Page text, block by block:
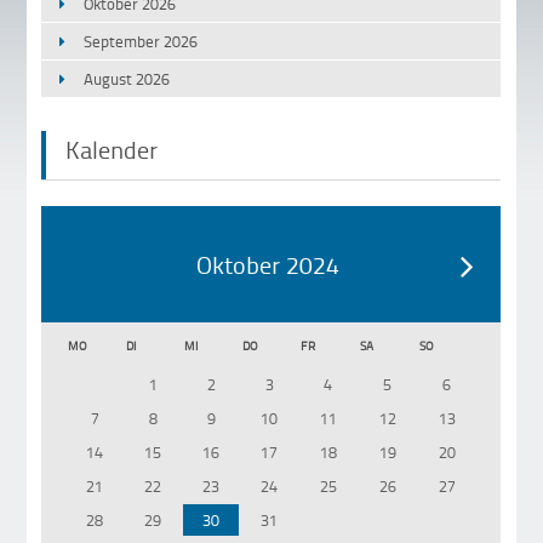
September 2026
August 2026
Kalender
Oktober 2024
MO DI MI DO FR SA SO
1 2 3 4 5
6
7
8 9 10 11 12
13
14
15 16 17 18 19
20
21
22 23 24 25 26
27
28
29 30 31